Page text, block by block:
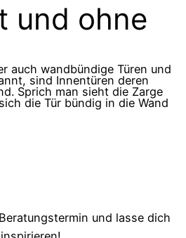
gerade neu oder bauen um
und schönes Design.
baut hat man schon genug um die
das funktioniert.
und ohne
auch wandbündige Türen und
sind Innentüren deren
Sprich man sieht die Zarge
die Tür bündig in die Wand
und lasse dich